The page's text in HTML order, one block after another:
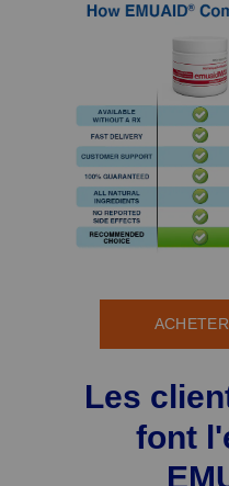
Les
font